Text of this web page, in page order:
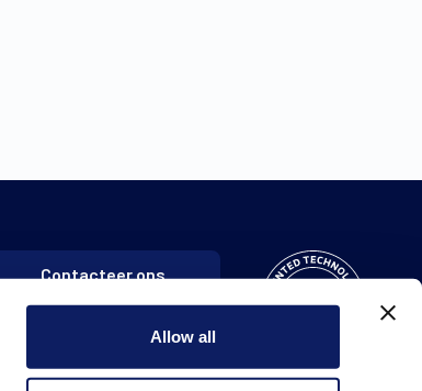
Allow all
Contacteer ons